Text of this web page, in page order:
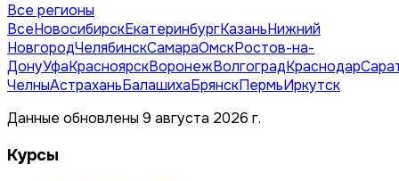
Все регионы
ВсеНовосибирскЕкатеринбургКазаньНижний
НовгородЧелябинскСамараОмскРостов-на-
ДонуУфаКрасноярскВоронежВолгоградКраснодар
ЧелныАстраханьБалашихаБрянскПермьИркутск
Данные обновлены 9 августа 2026 г.
Курсы